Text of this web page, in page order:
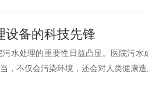
设备的科技先锋
水处理的重要性日益凸显。医院污
，不仅会污染环境，还会对人类健康